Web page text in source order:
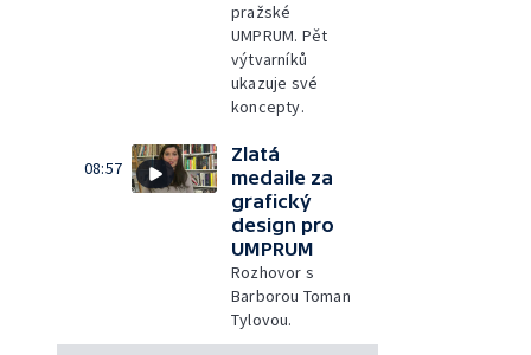
pražské
UMPRUM. Pět
výtvarníků
ukazuje své
koncepty.
08:57
Zlatá
medaile za
grafický
design pro
UMPRUM
Rozhovor s
Barborou Toman
Tylovou.